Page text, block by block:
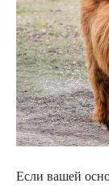
Если вашей